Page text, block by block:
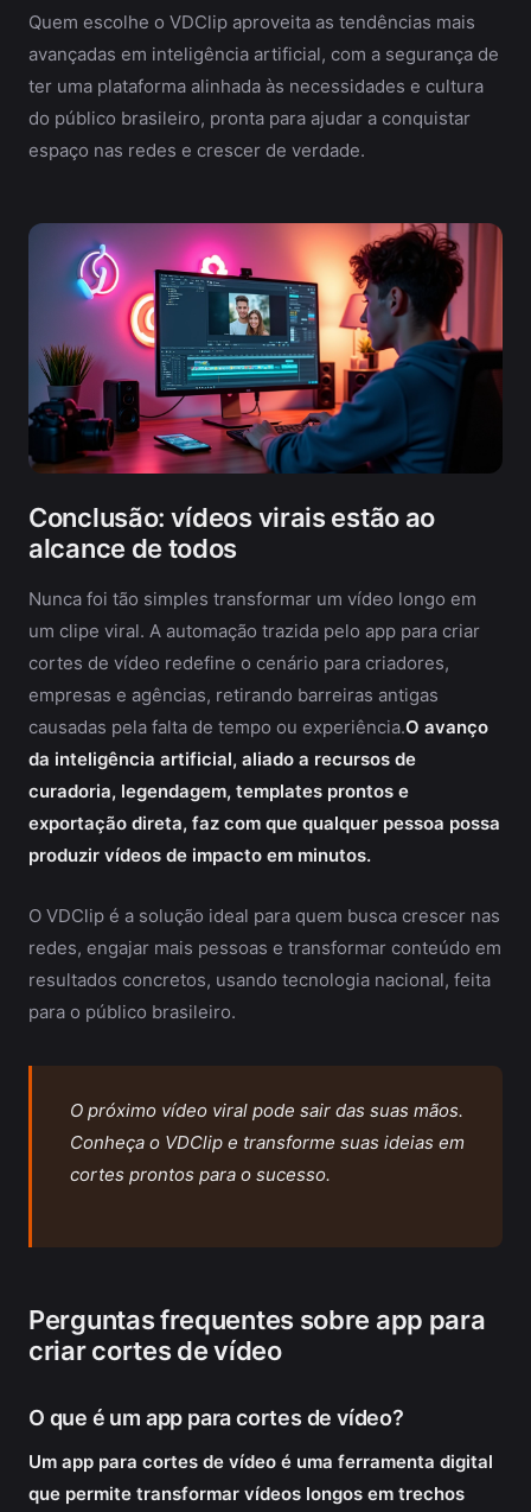
Quem escolhe o VDClip aproveita as tendências mais
avançadas em inteligência artificial, com a segurança de
ter uma plataforma alinhada às necessidades e cultura
do público brasileiro, pronta para ajudar a conquistar
espaço nas redes e crescer de verdade.
Conclusão: vídeos virais estão ao
alcance de todos
Nunca foi tão simples transformar um vídeo longo em
um clipe viral. A automação trazida pelo app para criar
cortes de vídeo redefine o cenário para criadores,
empresas e agências, retirando barreiras antigas
causadas pela falta de tempo ou experiência.O avanço
da inteligência artificial, aliado a recursos de
curadoria, legendagem, templates prontos e
exportação direta, faz com que qualquer pessoa possa
produzir vídeos de impacto em minutos.
O VDClip é a solução ideal para quem busca crescer nas
redes, engajar mais pessoas e transformar conteúdo em
resultados concretos, usando tecnologia nacional, feita
para o público brasileiro.
O próximo vídeo viral pode sair das suas mãos.
Conheça o VDClip e transforme suas ideias em
cortes prontos para o sucesso.
Perguntas frequentes sobre app para
criar cortes de vídeo
O que é um app para cortes de vídeo?
Um app para cortes de vídeo é uma ferramenta digital
que permite transformar vídeos longos em trechos